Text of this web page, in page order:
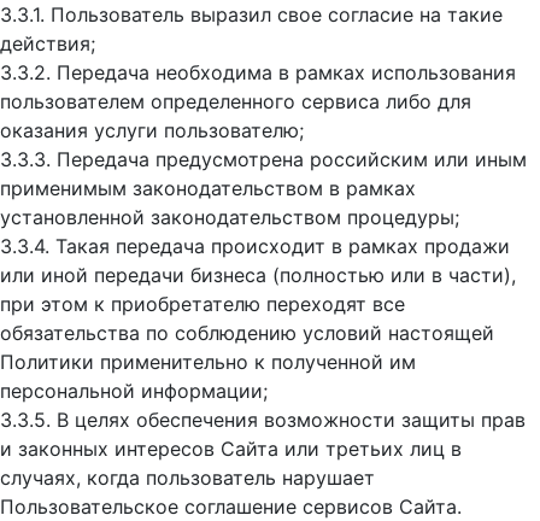
3.3.1. Пользователь выразил свое согласие на такие
действия;
3.3.2. Передача необходима в рамках использования
пользователем определенного сервиса либо для
оказания услуги пользователю;
3.3.3. Передача предусмотрена российским или иным
применимым законодательством в рамках
установленной законодательством процедуры;
3.3.4. Такая передача происходит в рамках продажи
или иной передачи бизнеса (полностью или в части),
при этом к приобретателю переходят все
обязательства по соблюдению условий настоящей
Политики применительно к полученной им
персональной информации;
3.3.5. В целях обеспечения возможности защиты прав
и законных интересов Сайта или третьих лиц в
случаях, когда пользователь нарушает
Пользовательское соглашение сервисов Сайта.